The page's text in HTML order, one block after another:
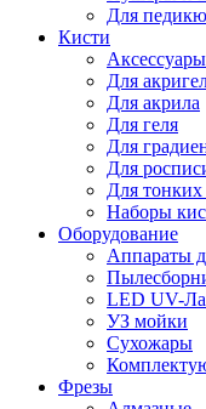
Для
Кисти
Для
Для акрила
Для геля
Для
Для
Для
Наборы
Оборудование
Аппараты
LED UV-
УЗ мойки
Сухожары
Фрезы